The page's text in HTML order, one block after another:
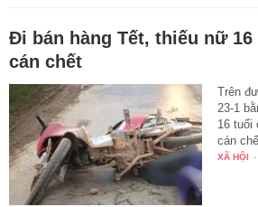
Đi bán hàng Tết, thiếu nữ
cán chết
Trên
23-1
16 tuổi
cán
XÃ HỘI -